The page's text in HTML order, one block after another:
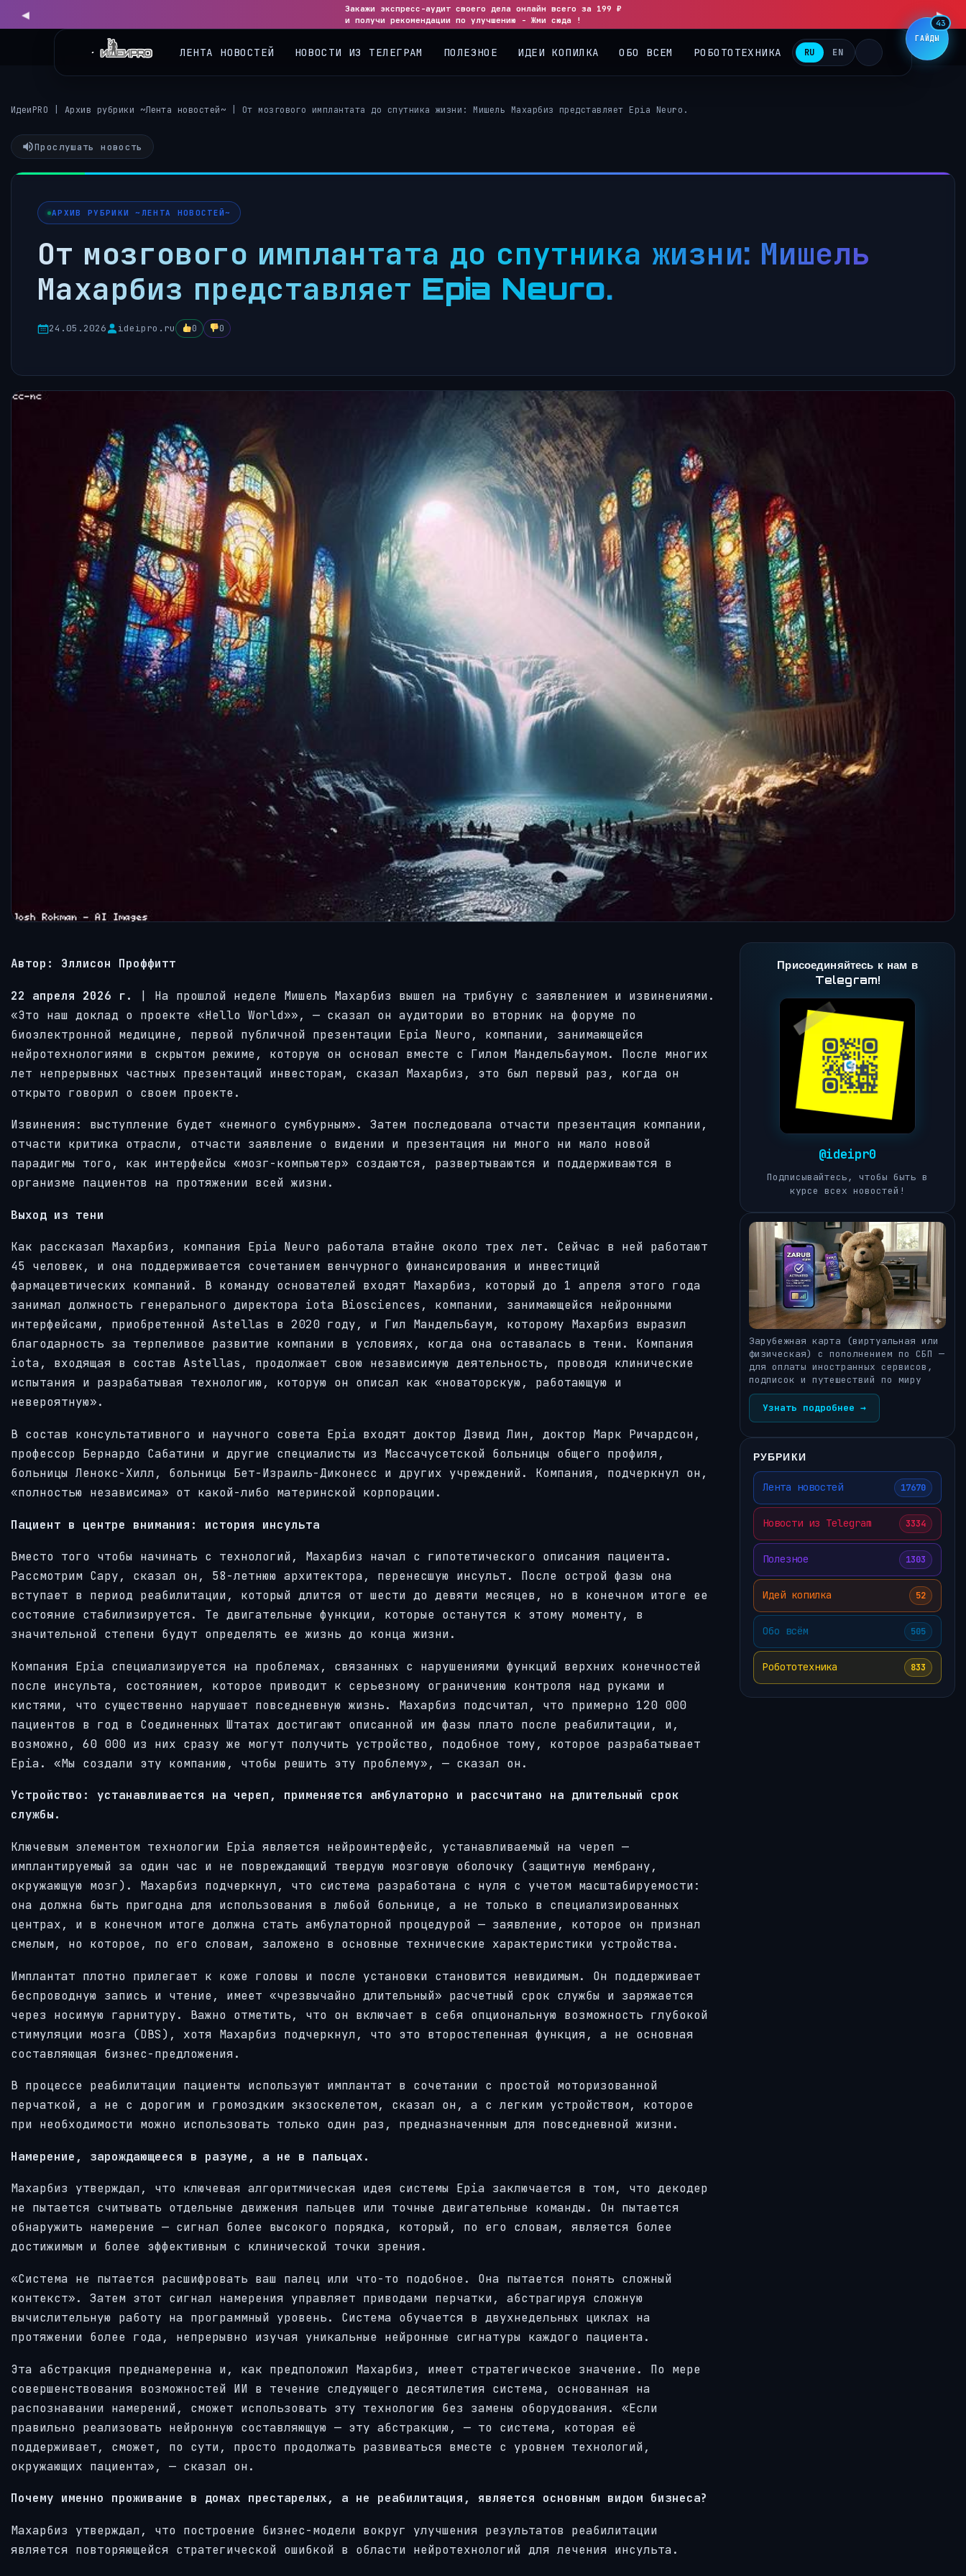
◀
Закажи экспресс-аудит своего дела онлайн всего за 199 ₽
и получи рекомендации по улучшению - Жми сюда !
▶
RU EN
ИдеиPRO Архив рубрики ~Лента новостей~ От мозгового имплантата до спутника жизни: Мишель Махарбиз представляет Epia Neuro.
Прослушать новость
АРХИВ РУБРИКИ ~ЛЕНТА НОВОСТЕЙ~
От мозгового имплантата до спутника жизни: Мишель
Махарбиз представляет Epia Neuro.
24.05.2026 ideipro.ru 0 0
Автор: Эллисон Проффитт
22 апреля 2026 г.
| На прошлой неделе Мишель Махарбиз вышел на трибуну с заявлением и извинениями.
«Это наш доклад о проекте «Hello World»», — сказал он аудитории во вторник на форуме по
биоэлектронной медицине, первой публичной презентации Epia Neuro, компании, занимающейся
нейротехнологиями в скрытом режиме, которую он основал вместе с Гилом Мандельбаумом. После многих
лет непрерывных частных презентаций инвесторам, сказал Махарбиз, это был первый раз, когда он
открыто говорил о своем проекте.
Извинения: выступление будет «немного сумбурным». Затем последовала отчасти презентация компании,
отчасти критика отрасли, отчасти заявление о видении и презентация ни много ни мало новой
парадигмы того, как интерфейсы «мозг-компьютер» создаются, развертываются и поддерживаются в
организме пациентов на протяжении всей жизни.
Выход из тени
Как рассказал Махарбиз, компания Epia Neuro работала втайне около трех лет. Сейчас в ней работают
45 человек, и она поддерживается сочетанием венчурного финансирования и инвестиций
фармацевтических компаний. В команду основателей входят Махарбиз, который до 1 апреля этого года
занимал должность генерального директора iota Biosciences, компании, занимающейся нейронными
интерфейсами, приобретенной Astellas в 2020 году, и Гил Мандельбаум, которому Махарбиз выразил
благодарность за терпеливое развитие компании в условиях, когда она оставалась в тени. Компания
iota, входящая в состав Astellas, продолжает свою независимую деятельность, проводя клинические
испытания и разрабатывая технологию, которую он описал как «новаторскую, работающую и
невероятную».
В состав консультативного и научного совета Epia входят доктор Дэвид Лин, доктор Марк Ричардсон,
профессор Бернардо Сабатини и другие специалисты из Массачусетской больницы общего профиля,
больницы Ленокс-Хилл, больницы Бет-Израиль-Диконесс и других учреждений. Компания, подчеркнул он,
«полностью независима» от какой-либо материнской корпорации.
Пациент в центре внимания: история инсульта
Вместо того чтобы начинать с технологий, Махарбиз начал с гипотетического описания пациента.
Рассмотрим Сару, сказал он, 58-летнюю архитектора, перенесшую инсульт. После острой фазы она
вступает в период реабилитации, который длится от шести до девяти месяцев, но в конечном итоге ее
состояние стабилизируется. Те двигательные функции, которые останутся к этому моменту, в
значительной степени будут определять ее жизнь до конца жизни.
Компания Epia специализируется на проблемах, связанных с нарушениями функций верхних конечностей
после инсульта, состоянием, которое приводит к серьезному ограничению контроля над руками и
кистями, что существенно нарушает повседневную жизнь. Махарбиз подсчитал, что примерно 120 000
пациентов в год в Соединенных Штатах достигают описанной им фазы плато после реабилитации, и,
возможно, 60 000 из них сразу же могут получить устройство, подобное тому, которое разрабатывает
Epia. «Мы создали эту компанию, чтобы решить эту проблему», — сказал он.
Устройство: устанавливается на череп, применяется амбулаторно и рассчитано на длительный срок
службы.
Ключевым элементом технологии Epia является нейроинтерфейс, устанавливаемый на череп —
имплантируемый за один час и не повреждающий твердую мозговую оболочку (защитную мембрану,
окружающую мозг). Махарбиз подчеркнул, что система разработана с нуля с учетом масштабируемости:
она должна быть пригодна для использования в любой больнице, а не только в специализированных
центрах, и в конечном итоге должна стать амбулаторной процедурой — заявление, которое он признал
смелым, но которое, по его словам, заложено в основные технические характеристики устройства.
Имплантат плотно прилегает к коже головы и после установки становится невидимым. Он поддерживает
беспроводную запись и чтение, имеет «чрезвычайно длительный» расчетный срок службы и заряжается
через носимую гарнитуру. Важно отметить, что он включает в себя опциональную возможность глубокой
стимуляции мозга (DBS), хотя Махарбиз подчеркнул, что это второстепенная функция, а не основная
составляющая бизнес-предложения.
В процессе реабилитации пациенты используют имплантат в сочетании с простой моторизованной
перчаткой, а не с дорогим и громоздким экзоскелетом, сказал он, а с легким устройством, которое
при необходимости можно использовать только один раз, предназначенным для повседневной жизни.
Намерение, зарождающееся в разуме, а не в пальцах.
Махарбиз утверждал, что ключевая алгоритмическая идея системы Epia заключается в том, что декодер
не пытается считывать отдельные движения пальцев или точные двигательные команды. Он пытается
обнаружить намерение — сигнал более высокого порядка, который, по его словам, является более
достижимым и более эффективным с клинической точки зрения.
«Система не пытается расшифровать ваш палец или что-то подобное. Она пытается понять сложный
контекст». Затем этот сигнал намерения управляет приводами перчатки, абстрагируя сложную
вычислительную работу на программный уровень. Система обучается в двухнедельных циклах на
протяжении более года, непрерывно изучая уникальные нейронные сигнатуры каждого пациента.
Эта абстракция преднамеренна и, как предположил Махарбиз, имеет стратегическое значение. По мере
совершенствования возможностей ИИ в течение следующего десятилетия система, основанная на
распознавании намерений, сможет использовать эту технологию без замены оборудования. «Если
правильно реализовать нейронную составляющую — эту абстракцию, — то система, которая её
поддерживает, сможет, по сути, просто продолжать развиваться вместе с уровнем технологий,
окружающих пациента», — сказал он.
Почему именно проживание в домах престарелых, а не реабилитация, является основным видом бизнеса?
Махарбиз утверждал, что построение бизнес-модели вокруг улучшения результатов реабилитации
является повторяющейся стратегической ошибкой в области нейротехнологий для лечения инсульта.
Присоединяйтесь к нам в
Telegram!
@ideipr0
Подписывайтесь, чтобы быть в
курсе всех новостей!
Зарубежная карта (виртуальная или
физическая) с пополнением по СБП —
для оплаты иностранных сервисов,
подписок и путешествий по миру
Узнать подробнее →
РУБРИКИ
Лента новостей 17670
Новости из Telegram 3334
Полезное 1303
Идей копилка 52
Обо всём 505
Робототехника 833
ГАЙДЫ
43